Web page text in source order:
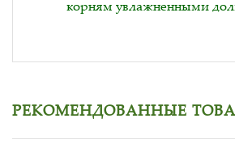
корням увлажненными
РЕКОМЕНДОВАННЫЕ